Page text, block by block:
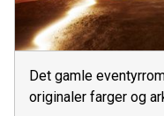
Det gamle
originaler farger og